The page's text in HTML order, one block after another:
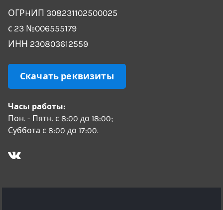
ОГРHИП 308231102500025
с 23 №006555179
ИНН 230803612559
Скачать реквизиты
Часы работы:
Пон. - Пятн. с 8:00 до 18:00;
Суббота с 8:00 до 17:00.